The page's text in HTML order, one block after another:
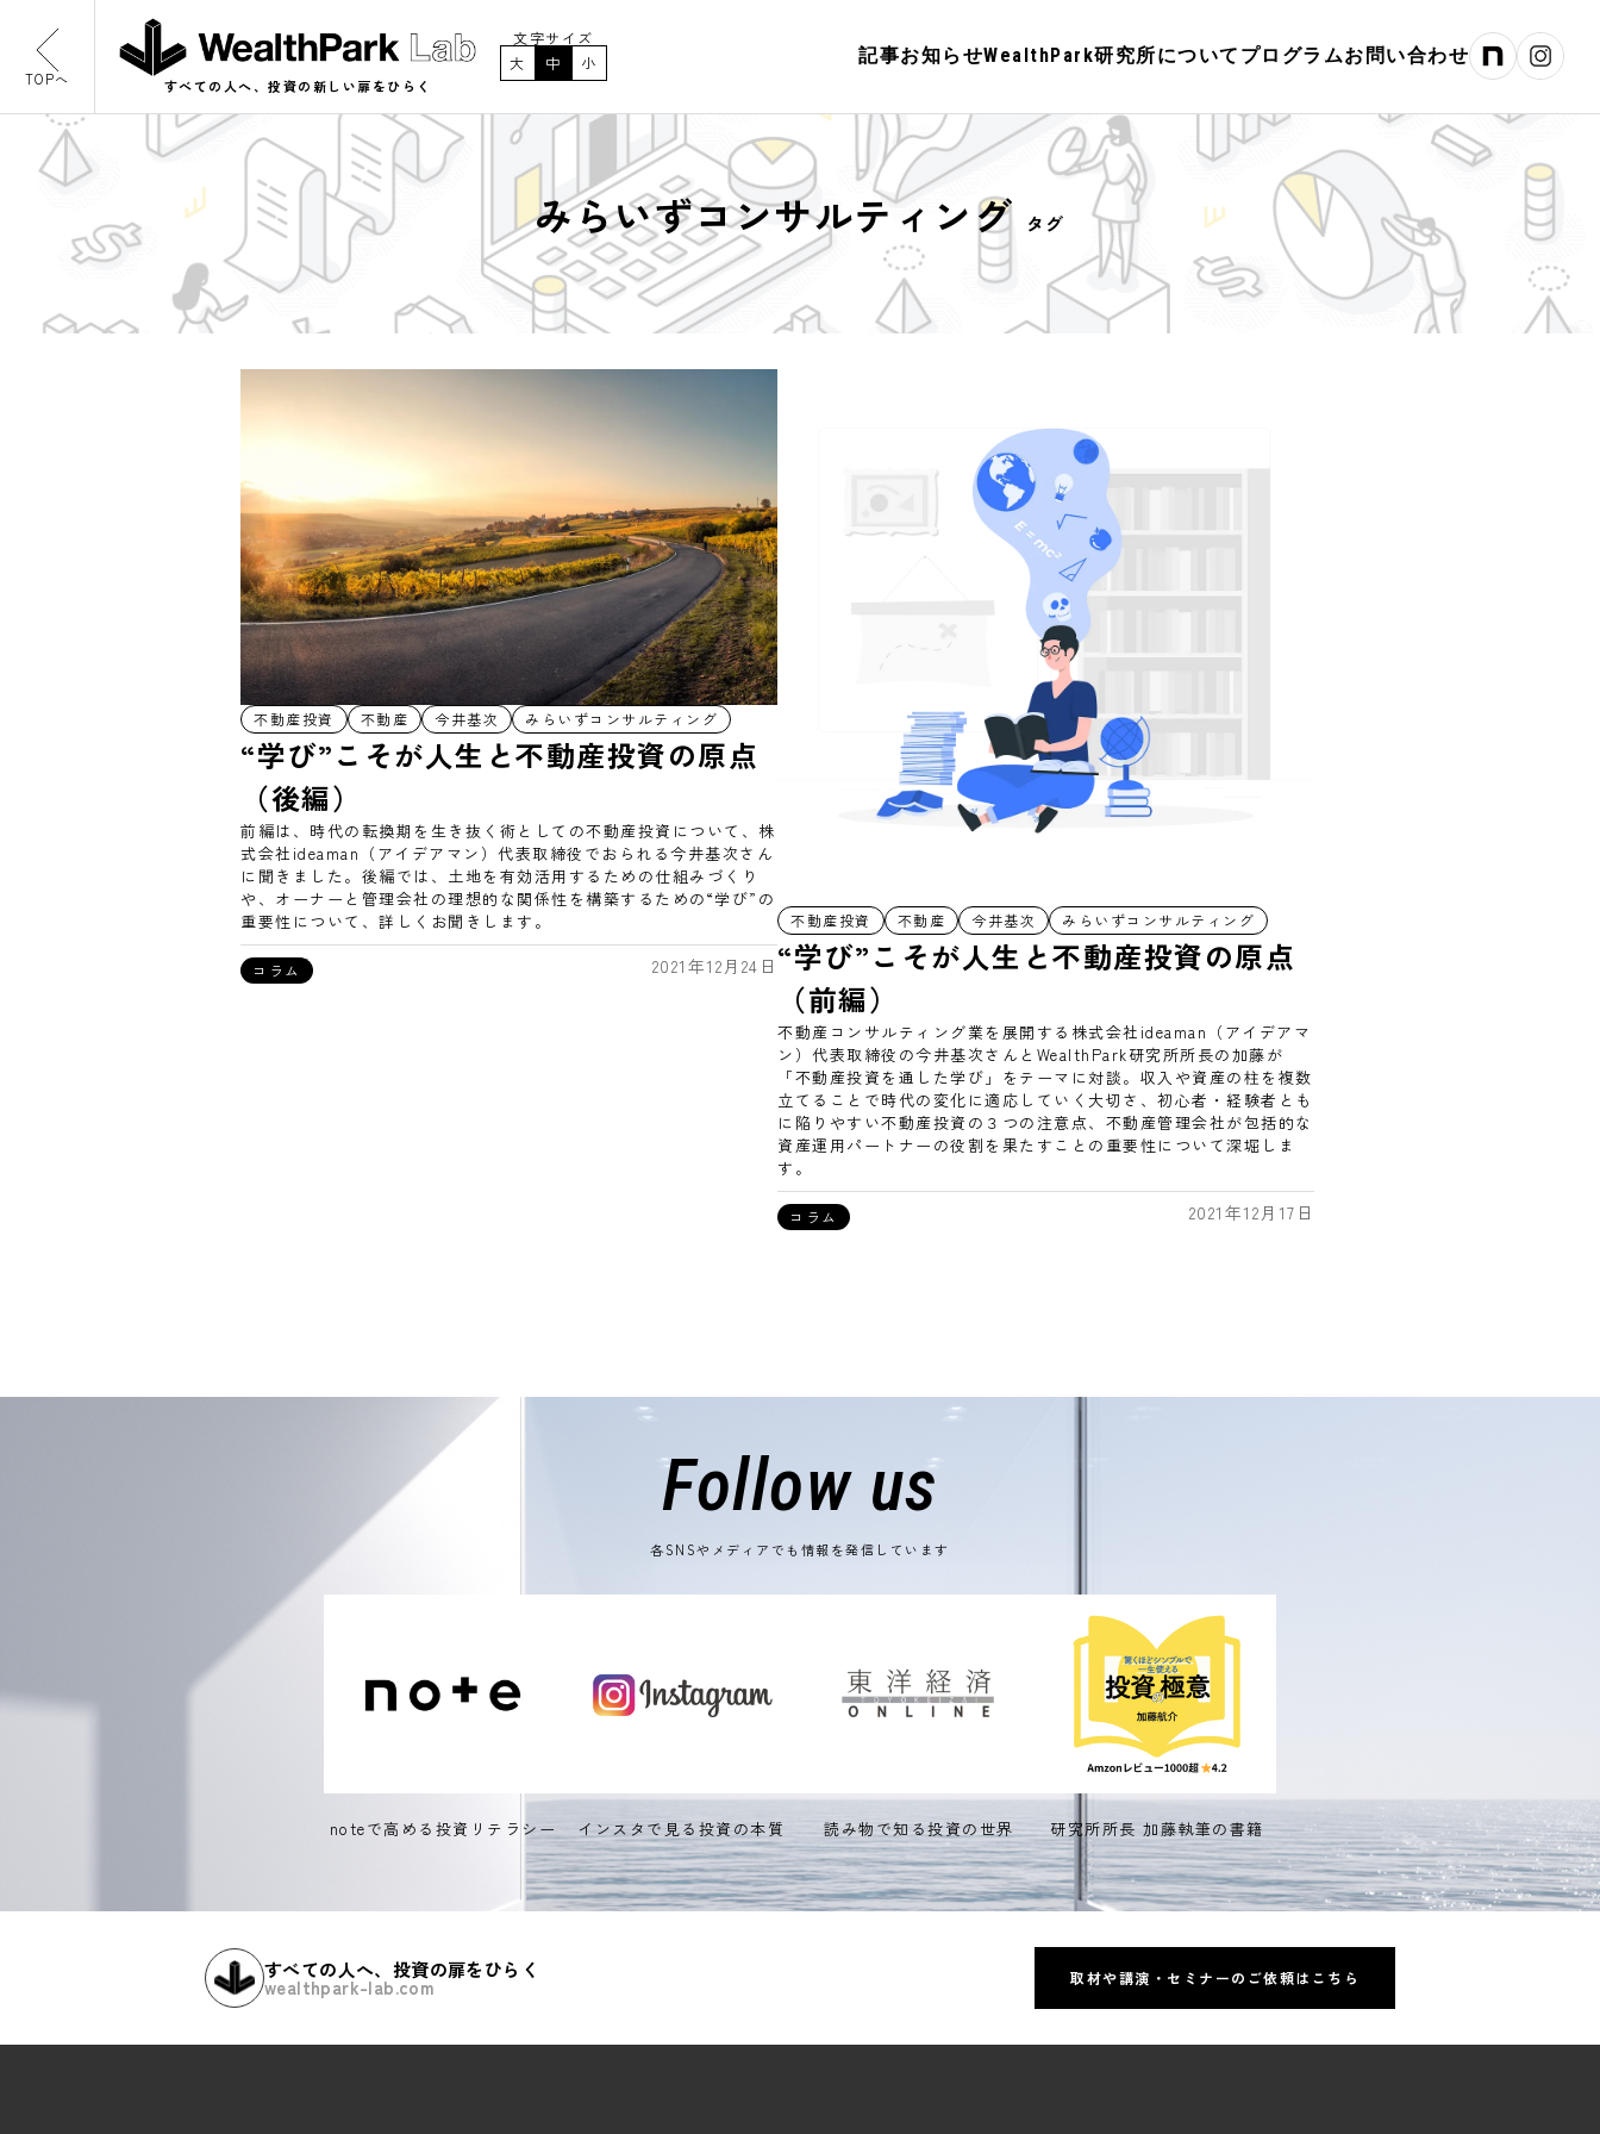
TOPへ すべての人へ、投資の新しい扉をひらく
文字サイズ
大
中 小 記事お知らせWealthPark研究所について プログラムお問い合わせ
みらいずコンサルティング タグ
不動産投資 不動産 今井基次 みらいずコンサルティング
“学び”こそが人生と不動産投資の原点
（後編）
前編は、時代の転換期を生き抜く術としての不動産投資について、株
式会社ideaman（アイデアマン）代表取締役でおられる今井基次さん
に聞きました。後編では、土地を有効活用するための仕組みづくり
や、オーナーと管理会社の理想的な関係性を構築するための“学び”の
重要性について、詳しくお聞きします。
コラム 2021年12月24日
不動産投資 不動産 今井基次 みらいずコンサルティング
“学び”こそが人生と不動産投資の原点
（前編）
不動産コンサルティング業を展開する株式会社ideaman（アイデアマ
ン）代表取締役の今井基次さんとWealthPark研究所所長の加藤が
「不動産投資を通した学び」をテーマに対談。収入や資産の柱を複数
立てることで時代の変化に適応していく大切さ、初心者・経験者とも
に陥りやすい不動産投資の３つの注意点、不動産管理会社が包括的な
資産運用パートナーの役割を果たすことの重要性について深堀しま
す。
コラム 2021年12月17日
Follow us
各SNSやメディアでも情報を発信しています
noteで高める投資リテラシー インスタで見る投資の本質 読み物で知る投資の世界 研究所所長 加藤執筆の書籍
すべての人へ、投資の扉をひらく
wealthpark-lab.com 取材や講演・セミナーのご依頼はこちら